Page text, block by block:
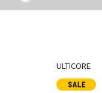
ULTICORE